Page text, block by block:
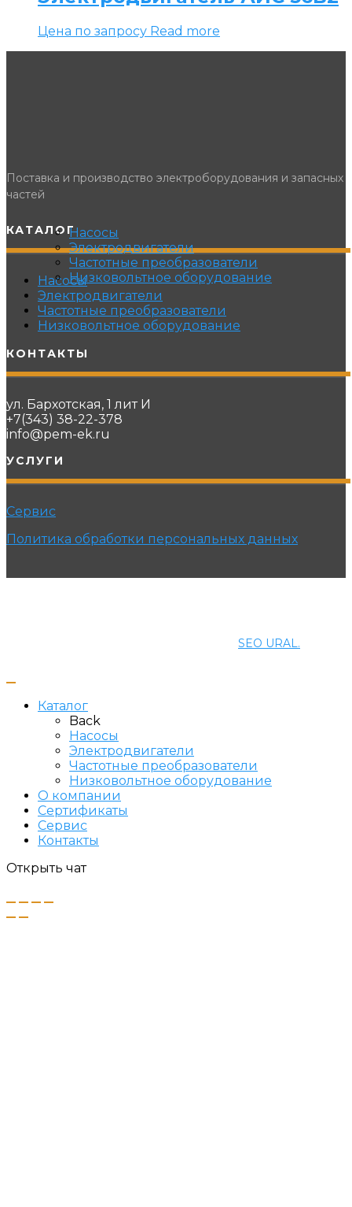
Насосы
Электродвигатели
Частотные преобразователи
Низковольтное оборудование
Цена по запросу Read more
Поставка и производство электроборудования и запасных
частей
КАТАЛОГ
Насосы
Электродвигатели
Частотные преобразователи
Низковольтное оборудование
КОНТАКТЫ
ул. Бархотская, 1 лит И
+7(343) 38-22-378
info@pem-ek.ru
УСЛУГИ
Сервис
Политика обработки персональных данных
SEO URAL.
Каталог
Back
Насосы
Электродвигатели
Частотные преобразователи
Низковольтное оборудование
О компании
Сертификаты
Сервис
Контакты
Открыть чат